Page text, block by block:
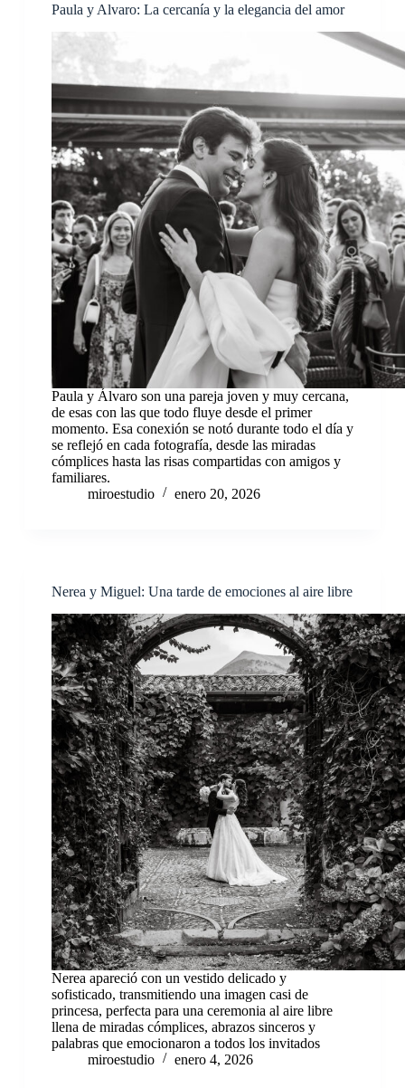
Paula y Alvaro: La cercanía y la elegancia del amor
Paula y Álvaro son una pareja joven y muy cercana,
de esas con las que todo fluye desde el primer
momento. Esa conexión se notó durante todo el día y
se reflejó en cada fotografía, desde las miradas
cómplices hasta las risas compartidas con amigos y
familiares.
miroestudio
enero 20, 2026
Nerea y Miguel: Una tarde de emociones al aire libre
Nerea apareció con un vestido delicado y
sofisticado, transmitiendo una imagen casi de
princesa, perfecta para una ceremonia al aire libre
llena de miradas cómplices, abrazos sinceros y
palabras que emocionaron a todos los invitados
miroestudio
enero 4, 2026